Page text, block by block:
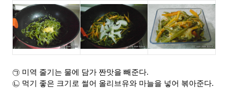
㉠ 미역 줄기는 물에 담가 짠맛을 빼준다.
㉡ 먹기 좋은 크기로 썰어 올리브유와 마늘을 넣어 볶아준다.